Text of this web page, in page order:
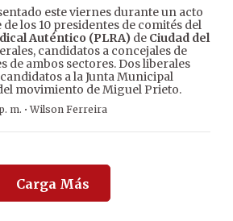
este viernes durante un acto
los 10 presidentes de comités del
Auténtico (PLRA) de Ciudad del
candidatos a concejales de
de ambos sectores. Dos liberales
a la Junta Municipal
movimiento de Miguel Prieto.
m. ·Wilson Ferreira
Carga Más